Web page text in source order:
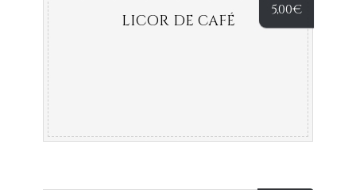
5,00€
LICOR DE CAFÉ